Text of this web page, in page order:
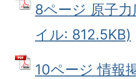
8ページ 原子
イル: 812.5KB)
10ページ 情報